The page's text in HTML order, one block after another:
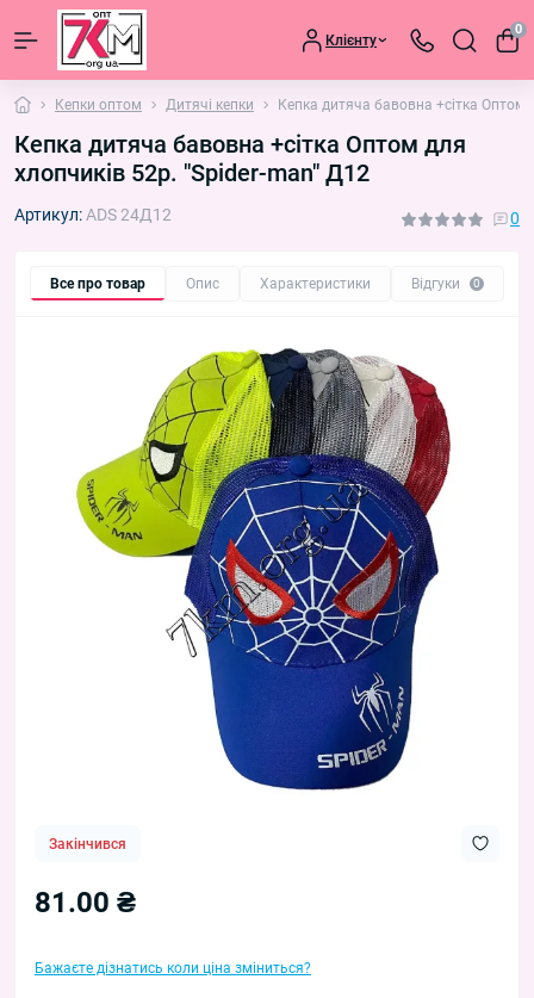
Клієнту
0
Кепки оптом Дитячі кепки Кепка дитяча бавовна +сітка Оптом
Кепка дитяча бавовна +сітка Оптом для
хлопчиків 52р. "Spider-man" Д12
Артикул:ADS 24Д12 0
Все про товар Опис Характеристики Відгуки 0
Закінчився
81.00 ₴
Бажаєте дізнатись коли ціна зміниться?